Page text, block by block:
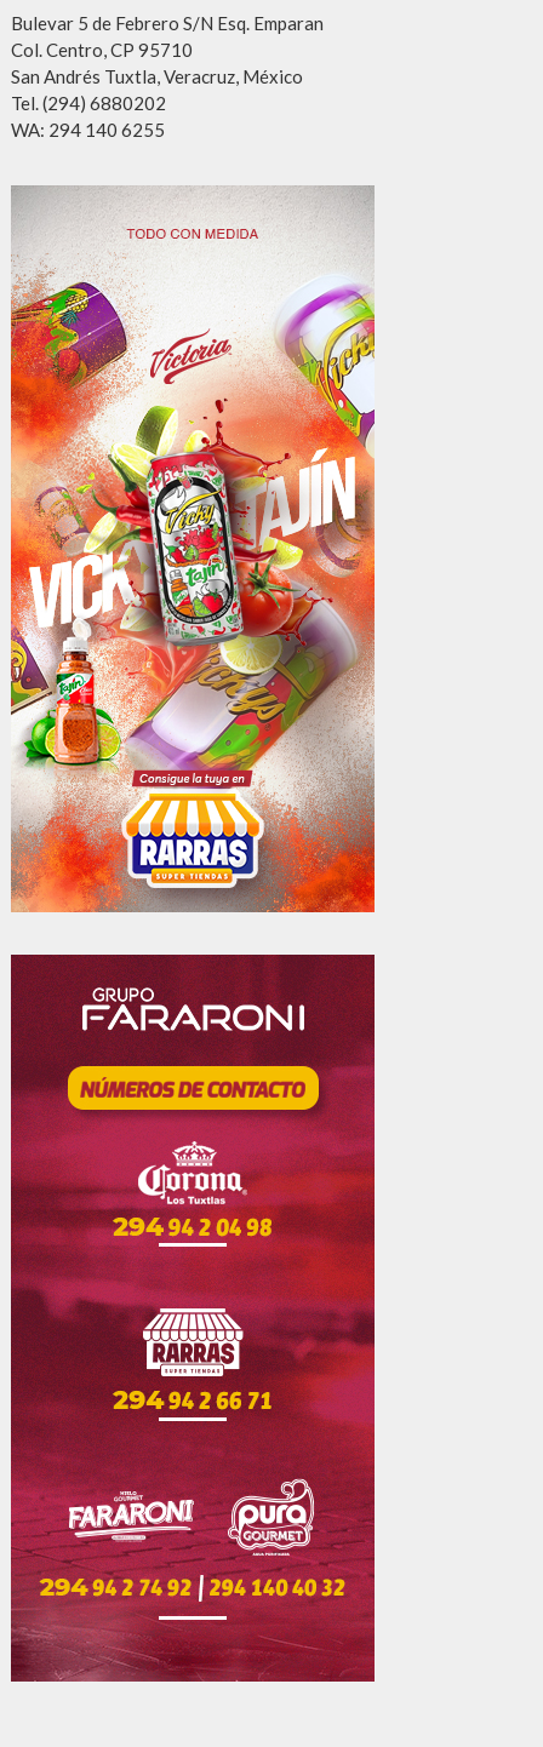
Bulevar 5 de Febrero S/N Esq. Emparan
Col. Centro, CP 95710
San Andrés Tuxtla, Veracruz, México
Tel. (294) 6880202
WA: 294 140 6255